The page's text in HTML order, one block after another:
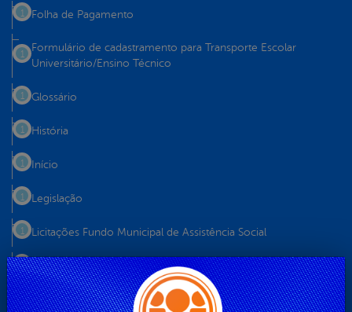
Folha de Pagamento
Formulário de cadastramento para Transporte Escolar
Universitário/Ensino Técnico
Glossário
História
Início
Legislação
Licitações Fundo Municipal de Assistência Social
Licitações Fundo Municipal de Saúde
Licitações Prefeitura